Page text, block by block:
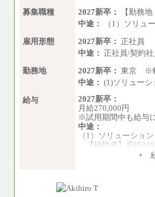
募集職種
2027新卒：
【勤務
中途：
（1）ソリュ
雇用形態
2027新卒： 正社員
中途： 正社員/契約社
勤務地
2027新卒： 東京 ※
中途： (1)ソリュー
給与
2027新卒：
月給270,000円
※試用期間中も給与
中途：
（1）ソリューショ
【経験者】月給
※地域や業務内容
す
+